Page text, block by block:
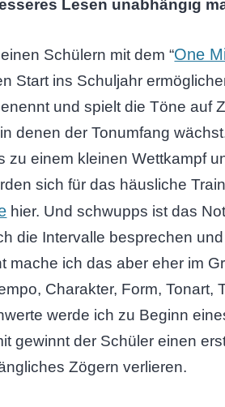
Lesen unabhängig
Schülern mit dem “One
Start ins Schuljahr
und spielt die Töne auf
denen der Tonumfang
zu einem kleinen Wettkampf
sich für das häusliche
hier. Und schwupps ist das
die Intervalle besprechen
mache ich das aber eher im
Charakter, Form, Tonart,
werde ich zu Beginn
gewinnt der Schüler einen
Zögern verlieren.